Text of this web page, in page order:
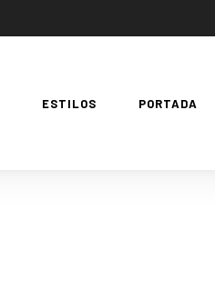
ESTILOS PORTADA